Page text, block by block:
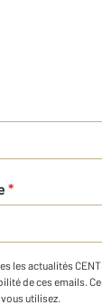
*
les actualités
de ces emails.
utilisez.